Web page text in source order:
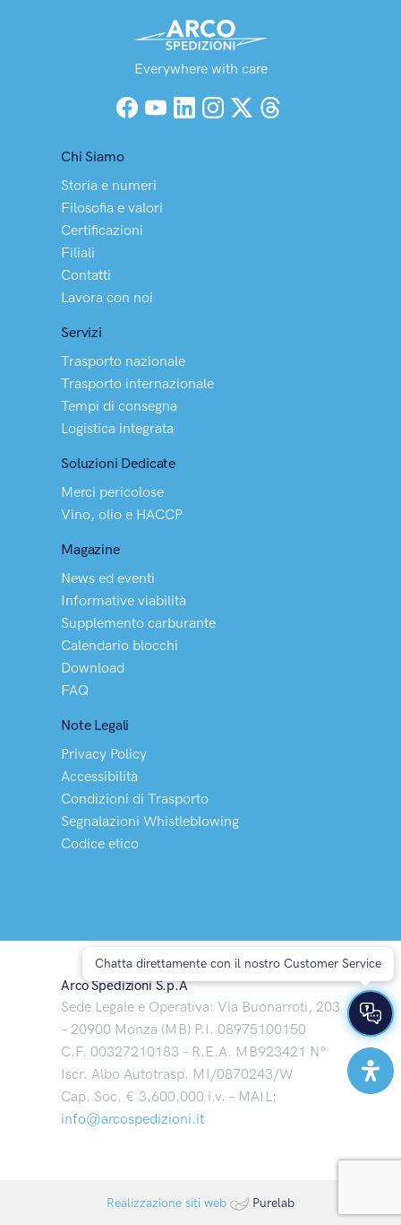
Everywhere with care
Facebook
YouTubeLinkedInInstagramX (Twitter)
Chi Siamo
Storia e numeri
Filosofia e valori
Certificazioni
Filiali
Contatti
Lavora con noi
Servizi
Trasporto nazionale
Trasporto internazionale
Tempi di consegna
Logistica integrata
Soluzioni Dedicate
Merci pericolose
Vino, olio e HACCP
Magazine
News ed eventi
Informative viabilità
Supplemento carburante
Calendario blocchi
Download
FAQ
Note Legali
Privacy Policy
Accessibilità
Condizioni di Trasporto
Segnalazioni Whistleblowing
Codice etico
Arco Spedizioni S.p.A
Sede Legale e Operativa: Via Buonarroti, 203
– 20900 Monza (MB) P.I. 08975100150
C.F. 00327210183 – R.E.A. MB923421 N°
Iscr. Albo Autotrasp. MI/0870243/W
Cap. Soc. € 3.600.000 i.v. – MAIL:
info@arcospedizioni.it
Realizzazione siti web Purelab
Chatta direttamente con il nostro Customer Service